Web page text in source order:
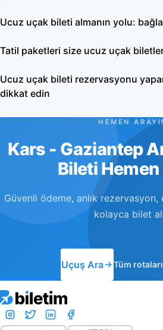
Ucuz uçak bileti almanın yolu:
Tatil paketleri size ucuz uçak
Ucuz uçak bileti rezervasyonu
dikkat edin
HEMEN
Kars - Gaziantep
Bileti
Güvenli ödeme, anlık
kolayca bilet
Uçuş Ara Tüm